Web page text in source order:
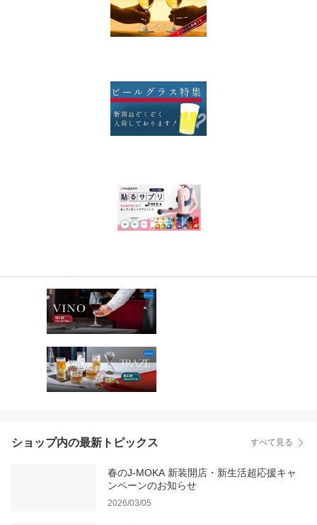
ショップ内の最新トピックス すべて見る
春のJ-MOKA 新装開店・新生活超応援キャ
ンペーンのお知らせ
2026/03/05